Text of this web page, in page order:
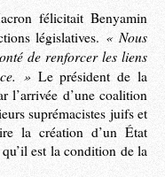
félicitait Benyamin
législatives. « Nous
de renforcer les liens
»Le président de la
l’arrivée d’une coalition
suprémacistes juifs et
la création d’un État
est la condition de la